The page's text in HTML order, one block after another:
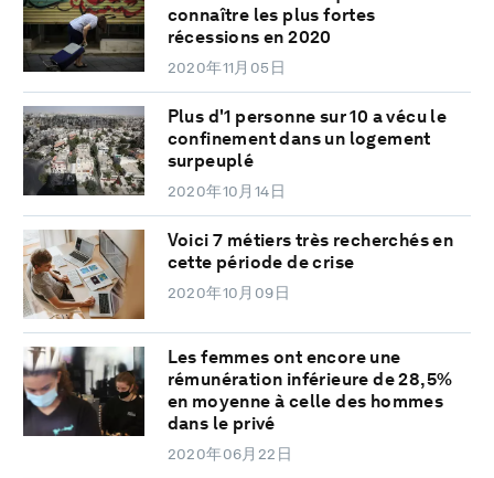
connaître les plus fortes
récessions en 2020
2020年11月05日
Plus d'1 personne sur 10 a vécu le
confinement dans un logement
surpeuplé
2020年10月14日
Voici 7 métiers très recherchés en
cette période de crise
2020年10月09日
Les femmes ont encore une
rémunération inférieure de 28,5%
en moyenne à celle des hommes
dans le privé
2020年06月22日